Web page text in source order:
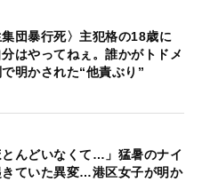
集団暴行死〉主犯格の18歳に
はやってねぇ。誰かがトドメ
明かされた“他責ぶり”
とんどいなくて…」猛暑のナイ
きていた異変…港区女子が明か